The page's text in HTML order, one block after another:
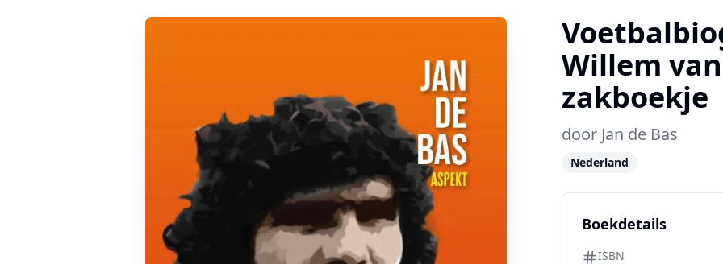
Willem
zakboekje
door Jan de Bas
Nederland
Boekdetails
ISBN